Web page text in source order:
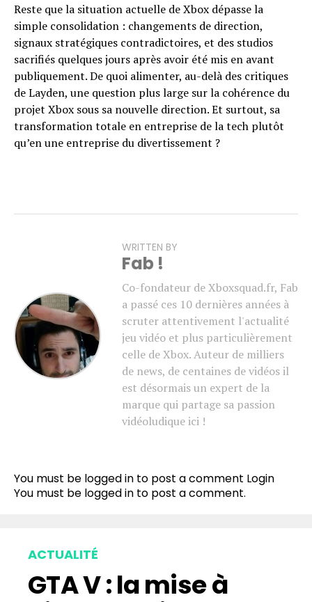
Reste que la situation actuelle de Xbox dépasse la
simple consolidation : changements de direction,
signaux stratégiques contradictoires, et des studios
sacrifiés quelques jours après avoir été mis en avant
publiquement. De quoi alimenter, au-delà des critiques
de Layden, une question plus large sur la cohérence du
projet Xbox sous sa nouvelle direction. Et surtout, sa
transformation totale en entreprise de la tech plutôt
qu’en une entreprise du divertissement ?
WRITTEN BY
Fab !
Co-fondateur de Xboxsquad.fr, Fab
a passé ces 10 dernières années à
scruter attentivement l'actualité
jeu vidéo et plus particulièrement
celle de Xbox. Auteur de milliers
de news, de centaines de vidéos il
est désormais un expert de la
marque qui partage sa passion
vidéoludique ici !
You must be logged in to post a comment Login
You must be logged in to post a comment.
ACTUALITÉ
GTA V : la mise à